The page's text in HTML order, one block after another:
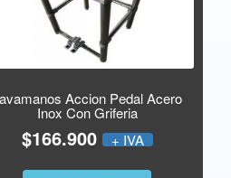
Accion Pedal Acero
Inox Con Griferia
$166.900 + IVA